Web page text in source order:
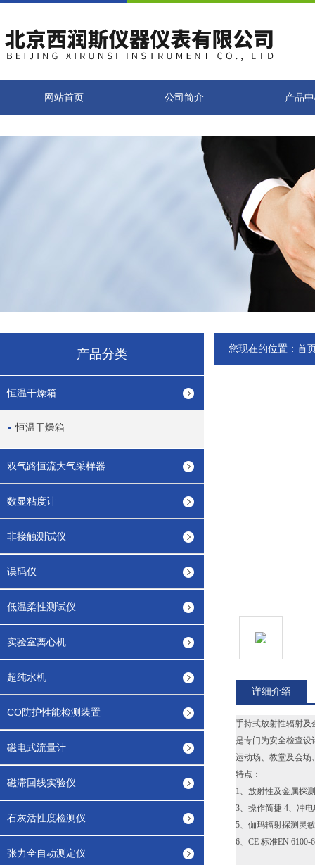
网站首页 公司简介 产品
产品分类
恒温干燥箱
恒温干燥箱
双气路恒流大气采样器
数显粘度计
非接触测试仪
误码仪
低温柔性测试仪
实验室离心机
超纯水机
CO防护性能检测装置
磁电式流量计
磁滞回线实验仪
石灰活性度检测仪
张力全自动测定仪
您现在的位置： 首
详细介绍
手持式放射性辐射及
是专门为安全检查设
运动场、教堂及会场
特点：
1、放射性及金属探
3、操作简捷 4、冲
5、伽玛辐射探测灵
6、CE 标准EN